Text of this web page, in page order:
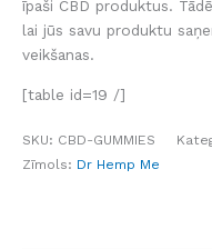
īpaši CBD produktus.
lai jūs savu produktu
veikšanas.
[table id=19 /]
SKU: CBD-GUMMIES
Zīmols: Dr Hemp Me